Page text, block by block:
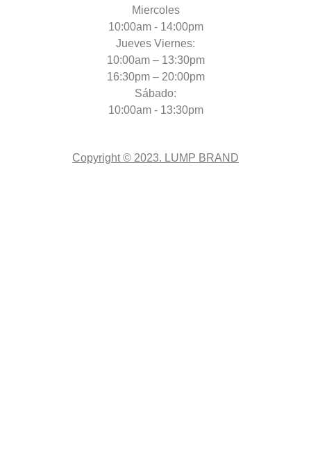
Miercoles
10:00am - 14:00pm
Jueves Viernes:
10:00am – 13:30pm
16:30pm – 20:00pm
Sábado:
10:00am - 13:30pm
Copyright © 2023. LUMP BRAND